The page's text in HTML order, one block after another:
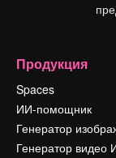
Продукция
Spaces
ИИ-помощник
Генератор
Генератор видео